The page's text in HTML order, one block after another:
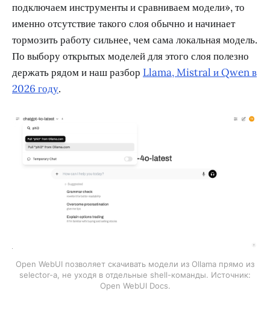
подключаем инструменты и сравниваем модели», то
именно отсутствие такого слоя обычно и начинает
тормозить работу сильнее, чем сама локальная модель.
По выбору открытых моделей для этого слоя полезно
держать рядом и наш разбор Llama, Mistral и Qwen в
2026 году.
Open WebUI позволяет скачивать модели из Ollama прямо из
selector-а, не уходя в отдельные shell-команды. Источник:
Open WebUI Docs.